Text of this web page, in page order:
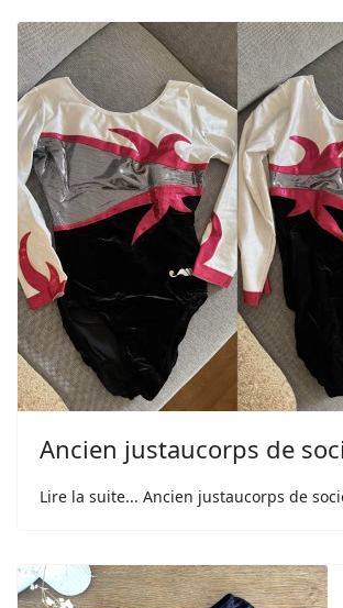
Ancien justaucorps de